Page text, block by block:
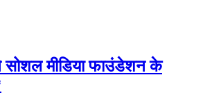
सोशल मीडिया फाउंडेशन के